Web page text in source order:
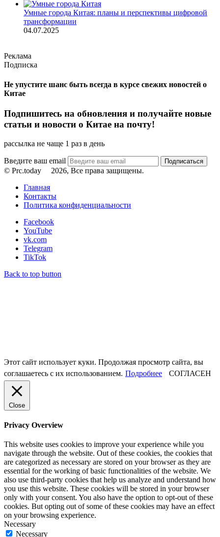
Умные города Китая: планы и перспективы цифровой
трансформации
04.07.2025
Реклама
Подписка
Не упустите шанс быть всегда в курсе свежих новостей о
Китае
Подпишитесь на обновления и получайте новые
статьи и новости о Китае на почту!
рассылка не чаще 1 раз в день
Введите ваш email
© Prc.today
2026, Все права защищены.
Главная
Контакты
Политика конфиденциальности
Facebook
YouTube
vk.com
Telegram
TikTok
Back to top button
Этот сайт использует куки. Продолжая просмотр сайта, вы
соглашаетесь с их использованием. Подробнее СОГЛАСЕН
Close
Privacy Overview
This website uses cookies to improve your experience while you
navigate through the website. Out of these cookies, the cookies that
are categorized as necessary are stored on your browser as they are
essential for the working of basic functionalities of the website. We
also use third-party cookies that help us analyze and understand how
you use this website. These cookies will be stored in your browser
only with your consent. You also have the option to opt-out of these
cookies. But opting out of some of these cookies may have an effect
on your browsing experience.
Necessary
Necessary